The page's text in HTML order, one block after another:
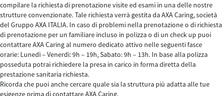
compilare la richiesta di prenotazione visite ed esami in una delle nostre
strutture convenzionate. Tale richiesta verrà gestita da AXA Caring, società
del Gruppo AXA ITALIA. In caso di problemi nella prenotazione o di richiesta
di prenotazione per un familiare incluso in polizza o di un check up puoi
contattare AXA Caring al numero dedicato attivo nelle seguenti fasce
orarie: Lunedì – Venerdì: 9h – 19h, Sabato: 9h – 13h. In base alla polizza
posseduta potrai richiedere la presa in carico in forma diretta della
prestazione sanitaria richiesta.
Ricorda che puoi anche cercare quale sia la struttura più adatta alle tue
esigenze prima di contattare AXA Caring.